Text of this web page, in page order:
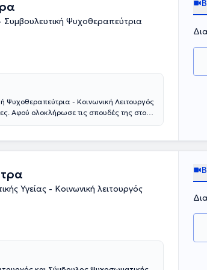
Συμβουλευτική Ψυχοθεραπεύτρια
Ψυχοθεραπεύτρια - Κοινωνική Λειτουργός
Αφού ολοκλήρωσε τις σπουδές της στο
Νοσοκομείου Αττικής (ΨΝΑ) του 18 ΑΝΩ
καθώς έχει ολοκληρώσει και
γυναικών και μητέρων του 18 ΑΝΩ.
Αποκατάστασης ατόμων που
υγείας και πραγματοποιεί ομάδες
ψυχικής υγείας, συμβουλευτικού και
σπουδάζει ψυχολογία στο
σε προγράμματα που αφορούν τον
Εκπαίδευσης Εκπαιδευτών
Υγείας - Κοινωνική λειτουργός